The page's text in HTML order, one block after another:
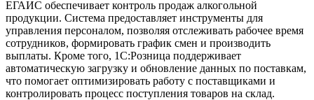
ЕГАИС обеспечивает контроль продаж алкогольной
продукции. Система предоставляет инструменты для
управления персоналом, позволяя отслеживать рабочее время
сотрудников, формировать график смен и производить
выплаты. Кроме того, 1С:Розница поддерживает
автоматическую загрузку и обновление данных по поставкам,
что помогает оптимизировать работу с поставщиками и
контролировать процесс поступления товаров на склад.